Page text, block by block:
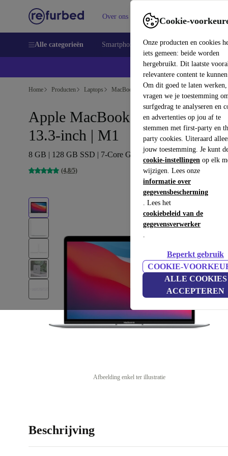
Cookie-
Onze producten en cookies
iets gemeen: beide worden
hergebruikt. Dit laatste
relevantere content te
Om dit goed te laten werken,
vragen we je toestemming
surfgedrag te analyseren en
en advertenties op jou af te
stemmen met first-party en
party cookies. Uiteraard
jouw toestemming. Je kunt
cookie-instellingen op elk
wijzigen. Lees onze
informatie over
gegevensbescherming
. Lees het
cookiebeleid van de
gegevensverwerker
.
Beperkt gebruik
COOKIE-
ALLE COOKIES
ACCEPTEREN
Over ons Verkopen Support
Alle categorieën Smartphones Laptops Tablets
Home Producten Laptops MacBooks
Apple MacBook Air 2020 |
13.3-inch | M1
8 GB | 128 GB SSD | 7-Core GPU | zilver | BE
(4,8/5)
Afbeelding enkel ter illustratie
Beschrijving